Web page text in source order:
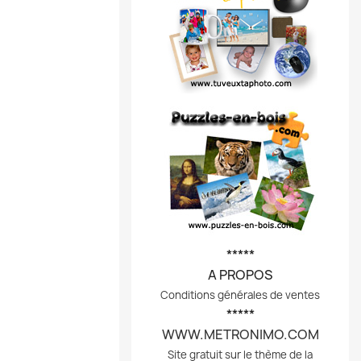
*****
A PROPOS
Conditions générales de ventes
*****
WWW.METRONIMO.COM
Site gratuit sur le thème de la